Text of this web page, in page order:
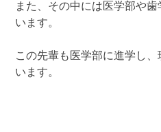
また、その中には医学部や
います。
この先輩も医学部に進学し
います。